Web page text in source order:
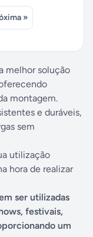
»
melhor solução
montagem.
e duráveis,
sem
utilização
hora de realizar
ser utilizadas
festivais,
um